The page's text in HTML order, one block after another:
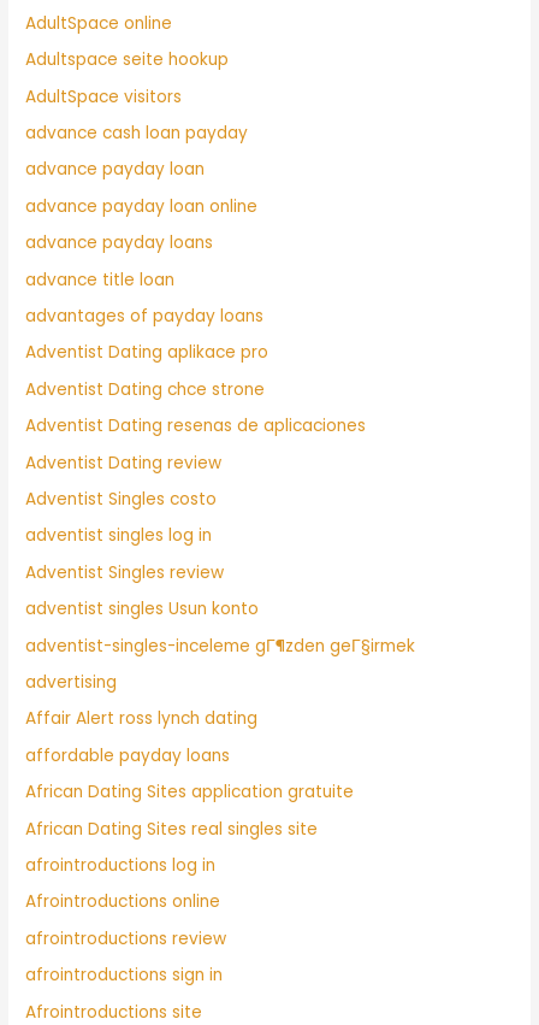
AdultSpace online
Adultspace seite hookup
AdultSpace visitors
advance cash loan payday
advance payday loan
advance payday loan online
advance payday loans
advance title loan
advantages of payday loans
Adventist Dating aplikace pro
Adventist Dating chce strone
Adventist Dating resenas de aplicaciones
Adventist Dating review
Adventist Singles costo
adventist singles log in
Adventist Singles review
adventist singles Usun konto
adventist-singles-inceleme gГ¶zden geГ§irmek
advertising
Affair Alert ross lynch dating
affordable payday loans
African Dating Sites application gratuite
African Dating Sites real singles site
afrointroductions log in
Afrointroductions online
afrointroductions review
afrointroductions sign in
Afrointroductions site